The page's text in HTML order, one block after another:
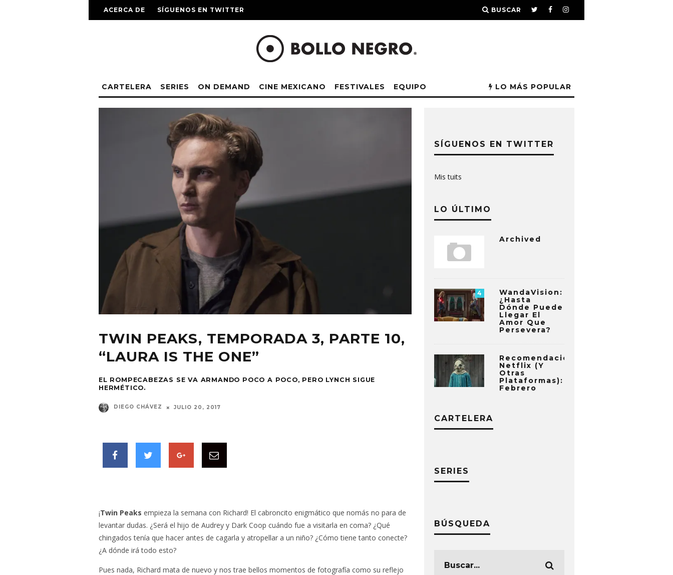
ACERCA DE SÍGUENOS EN TWITTER BUSCAR
CARTELERA SERIES ON DEMAND CINE MEXICANO FESTIVALES EQUIPO LO MÁS POPULAR
TWIN PEAKS, TEMPORADA 3, PARTE 10,
“LAURA IS THE ONE”
EL ROMPECABEZAS SE VA ARMANDO POCO A POCO, PERO LYNCH SIGUE
HERMÉTICO.
DIEGO CHÁVEZ JULIO 20, 2017
¡Twin Peaks empieza la semana con Richard! El cabroncito enigmático que nomás no para de
levantar dudas. ¿Será el hijo de Audrey y Dark Coop cuándo fue a visitarla en coma? ¿Qué
chingados tenía que hacer antes de cagarla y atropellar a un niño? ¿Cómo tiene tanto conecte?
¿A dónde irá todo esto?
Pues nada, Richard mata de nuevo y nos trae bellos momentos de fotografía como su reflejo
SÍGUENOS EN TWITTER
Mis tuits
LO ÚLTIMO
Archived
4
WandaVision:
¿Hasta
Dónde Puede
Llegar El
Amor Que
Persevera?
Recomendaciones
Netflix (y
Otras
Plataformas):
Febrero
CARTELERA
SERIES
BÚSQUEDA